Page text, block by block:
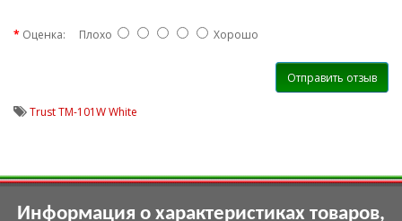
Оценка: Плохо Хорошо
Отправить отзыв
Trust TM-101W White
Информация о характеристиках товаров,